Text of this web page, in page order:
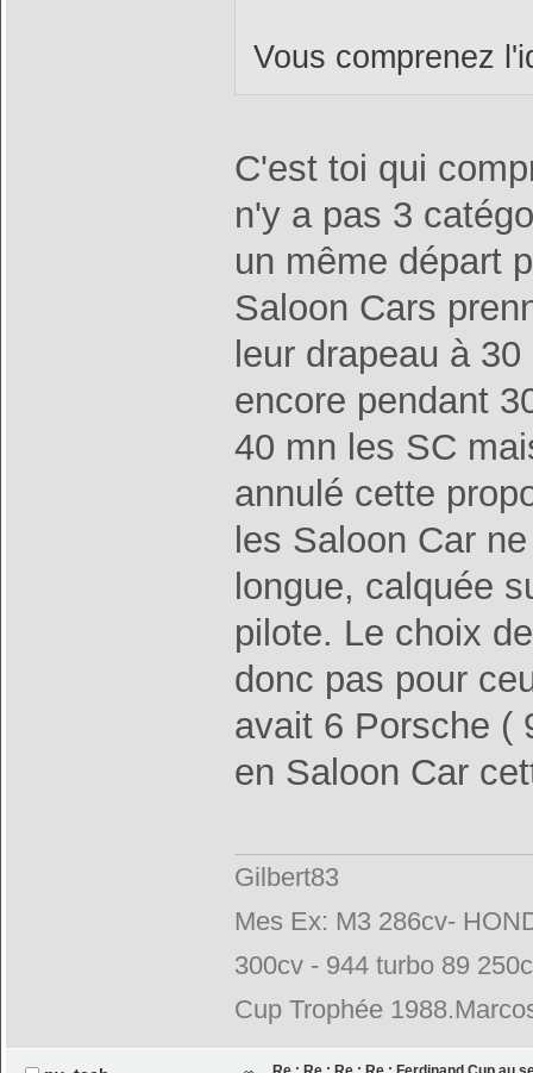
Vous comprenez
C'est toi qui
n'y a pas 3
un même départ
Saloon Cars
leur drapeau à
encore pendant
40 mn les SC
annulé cette
les Saloon Car
longue, calquée
pilote. Le choix
donc pas pour
avait 6 Porsche (
en Saloon Car
Gilbert83
Mes Ex: M3 286cv-
300cv - 944 turbo 89
Cup Trophée